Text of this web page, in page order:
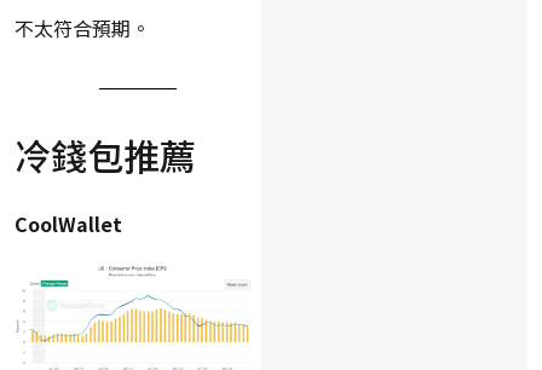
不太符合預期。
冷錢包推薦
CoolWallet